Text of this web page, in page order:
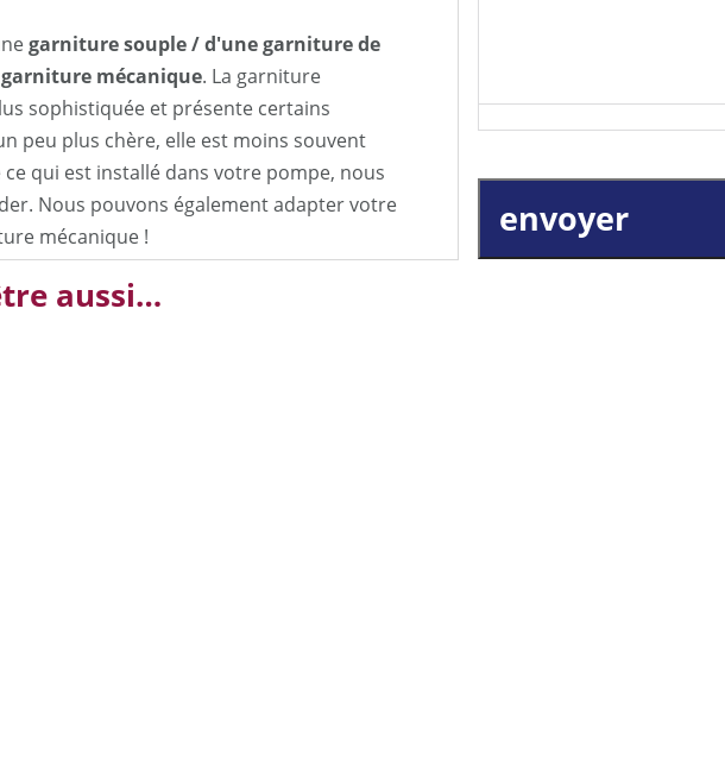
garniture souple / d'une garniture de
garniture mécanique. La garniture
sophistiquée et présente certains
peu plus chère, elle est moins souvent
qui est installé dans votre pompe, nous
Nous pouvons également adapter votre
mécanique !
aussi…
envoyer